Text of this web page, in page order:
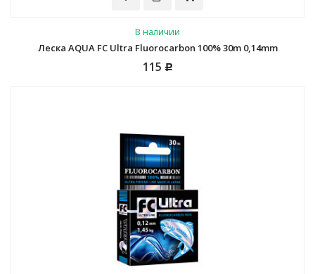
В наличии
Леска AQUA FC Ultra Fluorocarbon 100% 30m 0,14mm
115 Р